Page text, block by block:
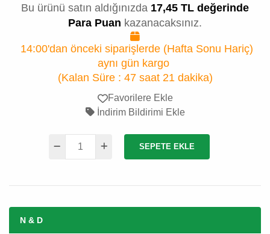
Bu ürünü satın aldığınızda 17,45 TL değerinde
Para Puan kazanacaksınız.
14:00'dan önceki siparişlerde (Hafta Sonu Hariç)
aynı gün kargo
(Kalan Süre : 47 saat 21 dakika)
Favorilere Ekle
İndirim Bildirimi Ekle
SEPETE EKLE
N & D